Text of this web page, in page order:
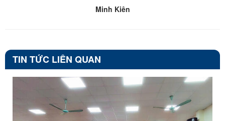
Minh Kiên
TIN TỨC LIÊN QUAN